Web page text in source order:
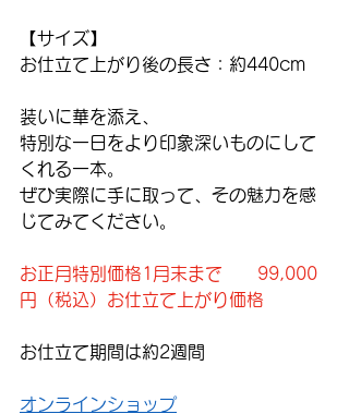
【サイズ】
お仕立て上がり後の長さ：約440cm
装いに華を添え、
特別な一日をより印象深いものにして
くれる一本。
ぜひ実際に手に取って、その魅力を感
じてみてください。
お正月特別価格1月末まで　　99,000
円（税込）お仕立て上がり価格
お仕立て期間は約2週間
オンラインショップ